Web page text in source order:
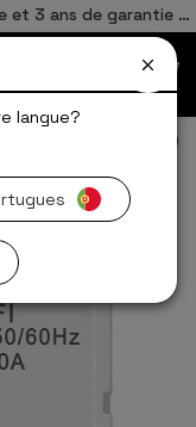
Explorez notre catalogue | Livraison rapide et 3 ans de garantie 🚀
Total 0,00€
langue?
ES
PT